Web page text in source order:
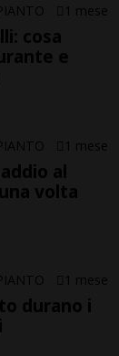
1 mese
cosa
e
1 mese
al
volta
1 mese
durano i